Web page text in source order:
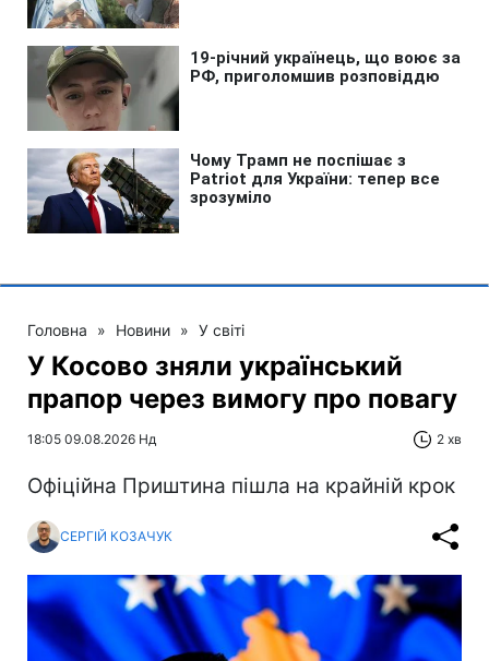
Головна » Новини » У світі
У Косово зняли український
прапор через вимогу про повагу
18:05 09.08.2026 Нд 2 хв
Офіційна Приштина пішла на крайній крок
СЕРГІЙ КОЗАЧУК